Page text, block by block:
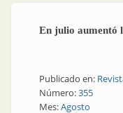
En julio aumentó
Publicado en:
Número:355
Mes:Agosto